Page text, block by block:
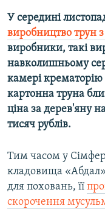
Усі сайти RFE/RL
У середині
виробництво трун
виробники, такі
навколишньому
камері
картонна труна
ціна за дерев'яну
тисяч рублів.
Тим часом у
кладовища
для поховань, її
скорочення